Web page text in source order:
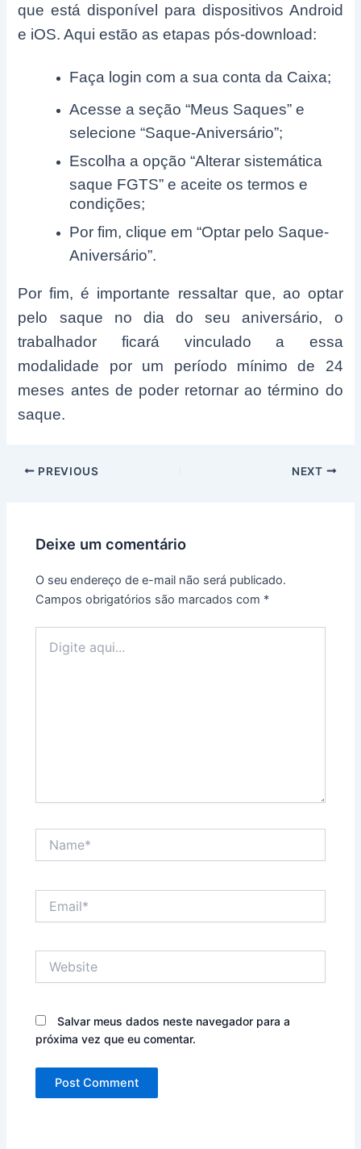
que está disponível para dispositivos Android
e iOS. Aqui estão as etapas pós-download:
Faça login com a sua conta da Caixa;
Acesse a seção “Meus Saques” e
selecione “Saque-Aniversário”;
Escolha a opção “Alterar sistemática
saque FGTS” e aceite os termos e
condições;
Por fim, clique em “Optar pelo Saque-
Aniversário”.
Por fim, é importante ressaltar que, ao optar
pelo saque no dia do seu aniversário, o
trabalhador ficará vinculado a essa
modalidade por um período mínimo de 24
meses antes de poder retornar ao término do
saque.
Post
PREVIOUS NEXT
Deixe um comentário
O seu endereço de e-mail não será publicado.
Campos obrigatórios são marcados com *
aqui...
Salvar meus dados neste navegador para a
próxima vez que eu comentar.